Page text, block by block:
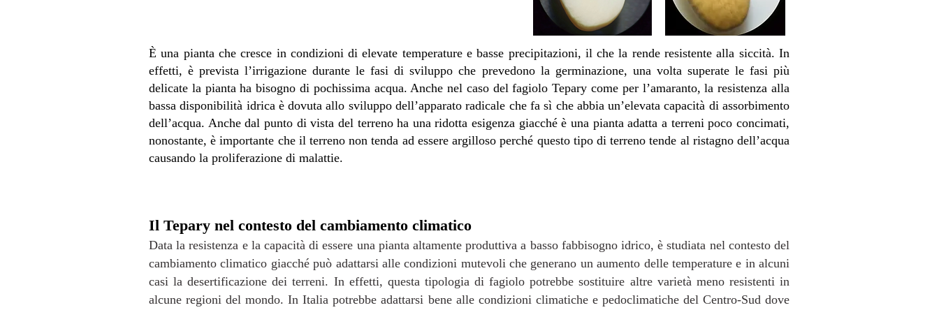
È una pianta che cresce in condizioni di elevate temperature e basse precipitazioni, il che la rende resistente alla siccità. In
effetti, è prevista l’irrigazione durante le fasi di sviluppo che prevedono la germinazione, una volta superate le fasi più
delicate la pianta ha bisogno di pochissima acqua. Anche nel caso del fagiolo Tepary come per l’amaranto, la resistenza alla
bassa disponibilità idrica è dovuta allo sviluppo dell’apparato radicale che fa sì che abbia un’elevata capacità di assorbimento
dell’acqua. Anche dal punto di vista del terreno ha una ridotta esigenza giacché è una pianta adatta a terreni poco concimati,
nonostante, è importante che il terreno non tenda ad essere argilloso perché questo tipo di terreno tende al ristagno dell’acqua
causando la proliferazione di malattie.
Il Tepary nel contesto del cambiamento climatico
Data la resistenza e la capacità di essere una pianta altamente produttiva a basso fabbisogno idrico, è studiata nel contesto del
cambiamento climatico giacché può adattarsi alle condizioni mutevoli che generano un aumento delle temperature e in alcuni
casi la desertificazione dei terreni. In effetti, questa tipologia di fagiolo potrebbe sostituire altre varietà meno resistenti in
alcune regioni del mondo. In Italia potrebbe adattarsi bene alle condizioni climatiche e pedoclimatiche del Centro-Sud dove